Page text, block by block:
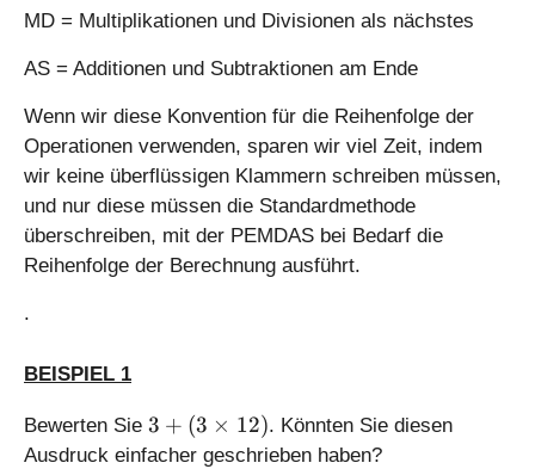
MD = Multiplikationen und Divisionen als nächstes
AS = Additionen und Subtraktionen am Ende
Wenn wir diese Konvention für die Reihenfolge der
Operationen verwenden, sparen wir viel Zeit, indem
wir keine überflüssigen Klammern schreiben müssen,
und nur diese müssen die Standardmethode
überschreiben, mit der PEMDAS bei Bedarf die
Reihenfolge der Berechnung ausführt.
.
BEISPIEL 1
Bewerten Sie 3
+
3 + (3 × 12). Könnten Sie diesen
Ausdruck einfacher geschrieben haben?